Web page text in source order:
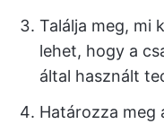
Találja meg, mi
lehet, hogy a
által használt
Határozza meg